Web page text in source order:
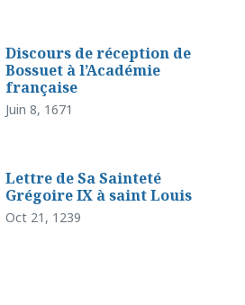
Discours de réception de
Bossuet à l’Académie
française
Juin 8, 1671
Lettre de Sa Sainteté
Grégoire IX à saint Louis
Oct 21, 1239